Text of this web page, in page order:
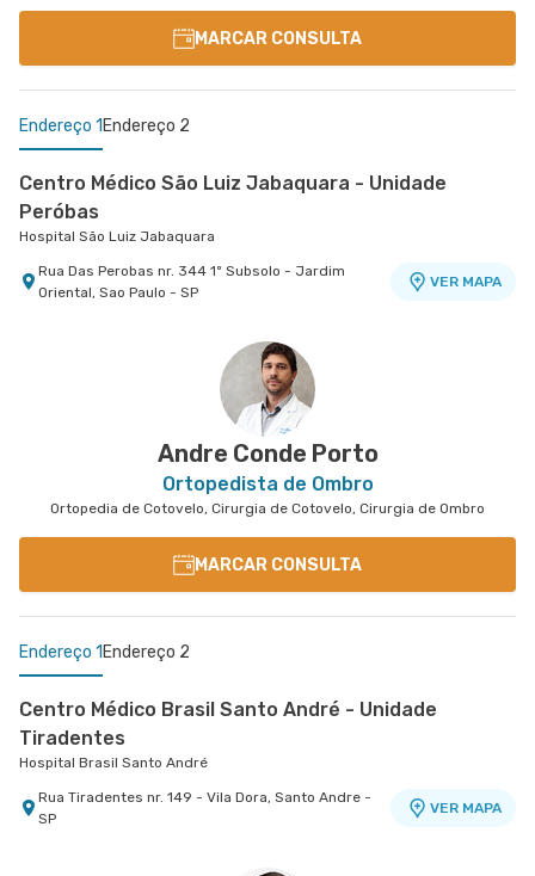
MARCAR CONSULTA
Endereço 1 Endereço 2
Centro Médico São Luiz Jabaquara - Unidade
Peróbas
Hospital São Luiz Jabaquara
Rua Das Perobas nr. 344 1º Subsolo - Jardim
Oriental, Sao Paulo - SP
VER MAPA
Hospital e Maternidade São Luiz São Caetano
Rua Walter Figueira nr. S/N 9° Andar - Ceramica,
Andre Conde Porto
Ortopedista de Ombro
Ortopedia de Cotovelo, Cirurgia de Cotovelo, Cirurgia de Ombro
MARCAR CONSULTA
Endereço 1 Endereço 2
Centro Médico Brasil Santo André - Unidade
Tiradentes
Hospital Brasil Santo André
Rua Tiradentes nr. 149 - Vila Dora, Santo Andre -
SP
VER MAPA